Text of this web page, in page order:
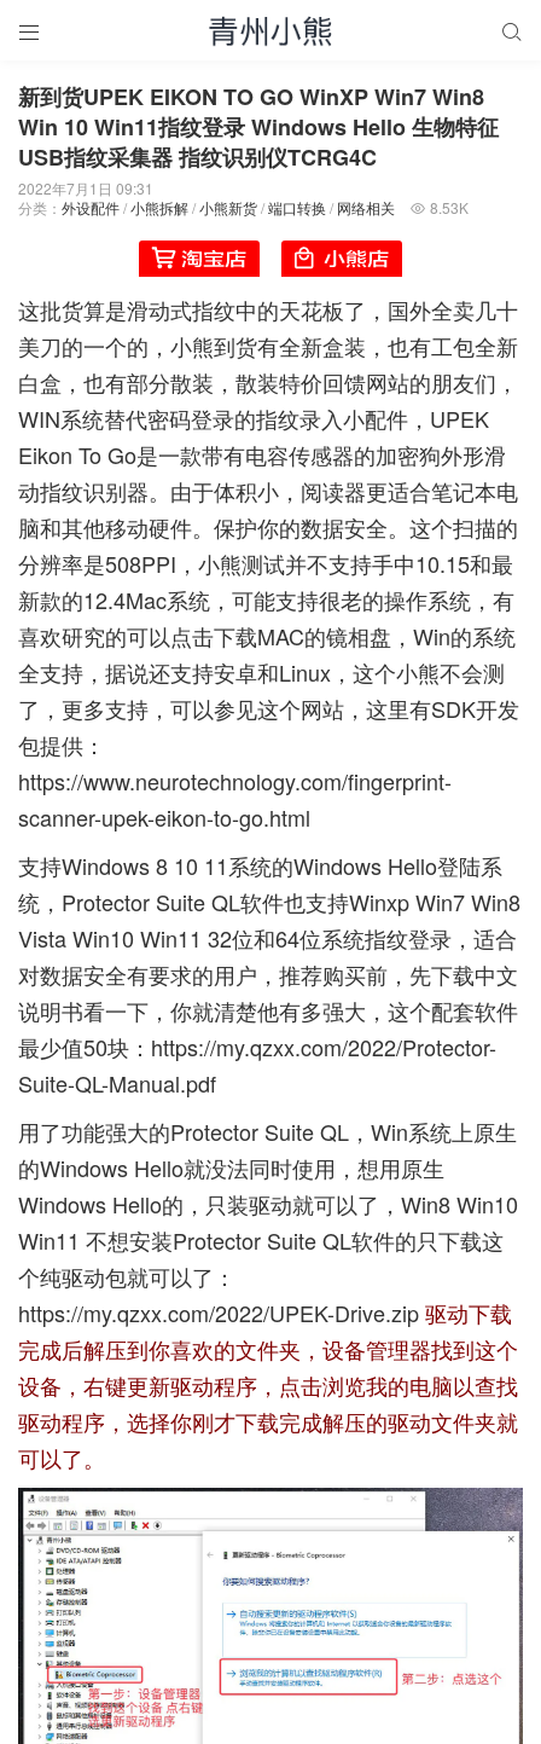
 
新到货UPEK EIKON TO GO WinXP Win7 Win8
Win 10 Win11指纹登录 Windows Hello 生物特征
USB指纹采集器 指纹识别仪TCRG4C
2022年7月1日 09:31
分类： 外设配件/小熊拆解/小熊新货/端口转换 / 网络相关  8.53K
这批货算是滑动式指纹中的天花板了，国外全卖几十
美刀的一个的，小熊到货有全新盒装，也有工包全新
白盒，也有部分散装，散装特价回馈网站的朋友们，
WIN系统替代密码登录的指纹录入小配件，UPEK
Eikon To Go是一款带有电容传感器的加密狗外形滑
动指纹识别器。由于体积小，阅读器更适合笔记本电
脑和其他移动硬件。保护你的数据安全。这个扫描的
分辨率是508PPI，小熊测试并不支持手中10.15和最
新款的12.4Mac系统，可能支持很老的操作系统，有
喜欢研究的可以点击下载MAC的镜相盘 ，Win的系统
全支持，据说还支持安卓和Linux，这个小熊不会测
了，更多支持，可以参见这个网站，这里有SDK开发
包提供：
https://www.neurotechnology.com/fingerprint-
scanner-upek-eikon-to-go.html
支持Windows 8 10 11系统的Windows Hello登陆系
统，Protector Suite QL软件也支持Winxp Win7 Win8
Vista Win10 Win11 32位和64位系统指纹登录，适合
对数据安全有要求的用户，推荐购买前，先下载中文
说明书看一下，你就清楚他有多强大，这个配套软件
最少值50块： https://my.qzxx.com/2022/Protector-
Suite-QL-Manual.pdf
用了功能强大的Protector Suite QL，Win系统上原生
的Windows Hello就没法同时使用，想用原生
Windows Hello的，只装驱动就可以了，Win8 Win10
Win11 不想安装Protector Suite QL软件的只下载这
个纯驱动包就可以了：
https://my.qzxx.com/2022/UPEK-Drive.zip驱动下载
完成后解压到你喜欢的文件夹，设备管理器找到这个
设备，右键更新驱动程序，点击浏览我的电脑以查找
驱动程序，选择你刚才下载完成解压的驱动文件夹就
可以了。